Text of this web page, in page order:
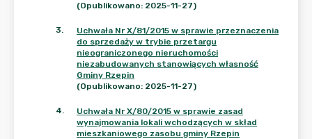
(Opublikowano: 2025-11-27)
3.
Uchwała Nr X/81/2015 w sprawie przeznaczenia
do sprzedaży w trybie przetargu
nieograniczonego nieruchomości
niezabudowanych stanowiących własność
Gminy Rzepin
(Opublikowano: 2025-11-27)
4.
Uchwała Nr X/80/2015 w sprawie zasad
wynajmowania lokali wchodzących w skład
mieszkaniowego zasobu gminy Rzepin